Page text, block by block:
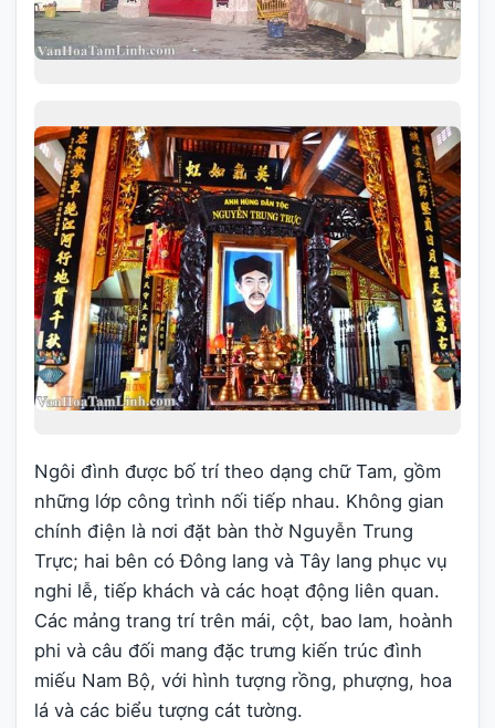
Ngôi đình được bố trí theo dạng chữ Tam, gồm
những lớp công trình nối tiếp nhau. Không gian
chính điện là nơi đặt bàn thờ Nguyễn Trung
Trực; hai bên có Đông lang và Tây lang phục vụ
nghi lễ, tiếp khách và các hoạt động liên quan.
Các mảng trang trí trên mái, cột, bao lam, hoành
phi và câu đối mang đặc trưng kiến trúc đình
miếu Nam Bộ, với hình tượng rồng, phượng, hoa
lá và các biểu tượng cát tường.